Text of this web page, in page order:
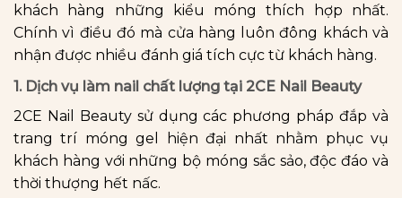
khách hàng những kiểu móng thích hợp nhất.
Chính vì điều đó mà cửa hàng luôn đông khách và
nhận được nhiều đánh giá tích cực từ khách hàng.
1. Dịch vụ làm nail chất lượng tại 2CE Nail Beauty
2CE Nail Beauty sử dụng các phương pháp đắp và
trang trí móng gel hiện đại nhất nhằm phục vụ
khách hàng với những bộ móng sắc sảo, độc đáo và
thời thượng hết nấc.